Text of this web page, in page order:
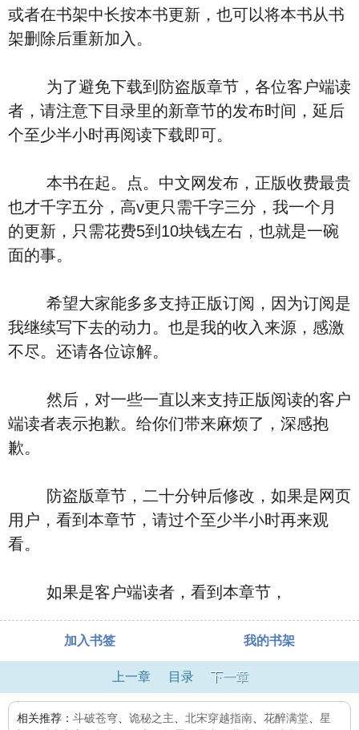
或者在书架中长按本书更新，也可以将本书从书
架删除后重新加入。
为了避免下载到防盗版章节，各位客户端读
者，请注意下目录里的新章节的发布时间，延后
个至少半小时再阅读下载即可。
本书在起。点。中文网发布，正版收费最贵
也才千字五分，高v更只需千字三分，我一个月
的更新，只需花费5到10块钱左右，也就是一碗
面的事。
希望大家能多多支持正版订阅，因为订阅是
我继续写下去的动力。也是我的收入来源，感激
不尽。还请各位谅解。
然后，对一些一直以来支持正版阅读的客户
端读者表示抱歉。给你们带来麻烦了，深感抱
歉。
防盗版章节，二十分钟后修改，如果是网页
用户，看到本章节，请过个至少半小时再来观
看。
如果是客户端读者，看到本章节，
加入书签 我的书架
上一章 目录 下一章
相关推荐： 斗破苍穹 诡秘之主 北宋穿越指南 花醉满堂
星